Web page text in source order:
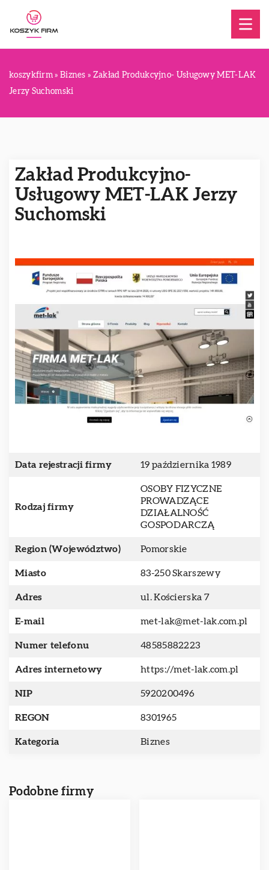
koszykfirm » Biznes » Zakład Produkcyjno- Usługowy MET-LAK
Jerzy Suchomski
Zakład Produkcyjno-
Usługowy MET-LAK Jerzy
Suchomski
Data rejestracji firmy 19 października 1989
Rodzaj firmy
OSOBY FIZYCZNE
PROWADZĄCE
DZIAŁALNOŚĆ
GOSPODARCZĄ
Region (Województwo) Pomorskie
Miasto 83-250 Skarszewy
Adres ul. Kościerska 7
E-mail met-lak@met-lak.com.pl
Numer telefonu 48585882223
Adres internetowy https://met-lak.com.pl
NIP 5920200496
REGON 8301965
Kategoria Biznes
Podobne firmy